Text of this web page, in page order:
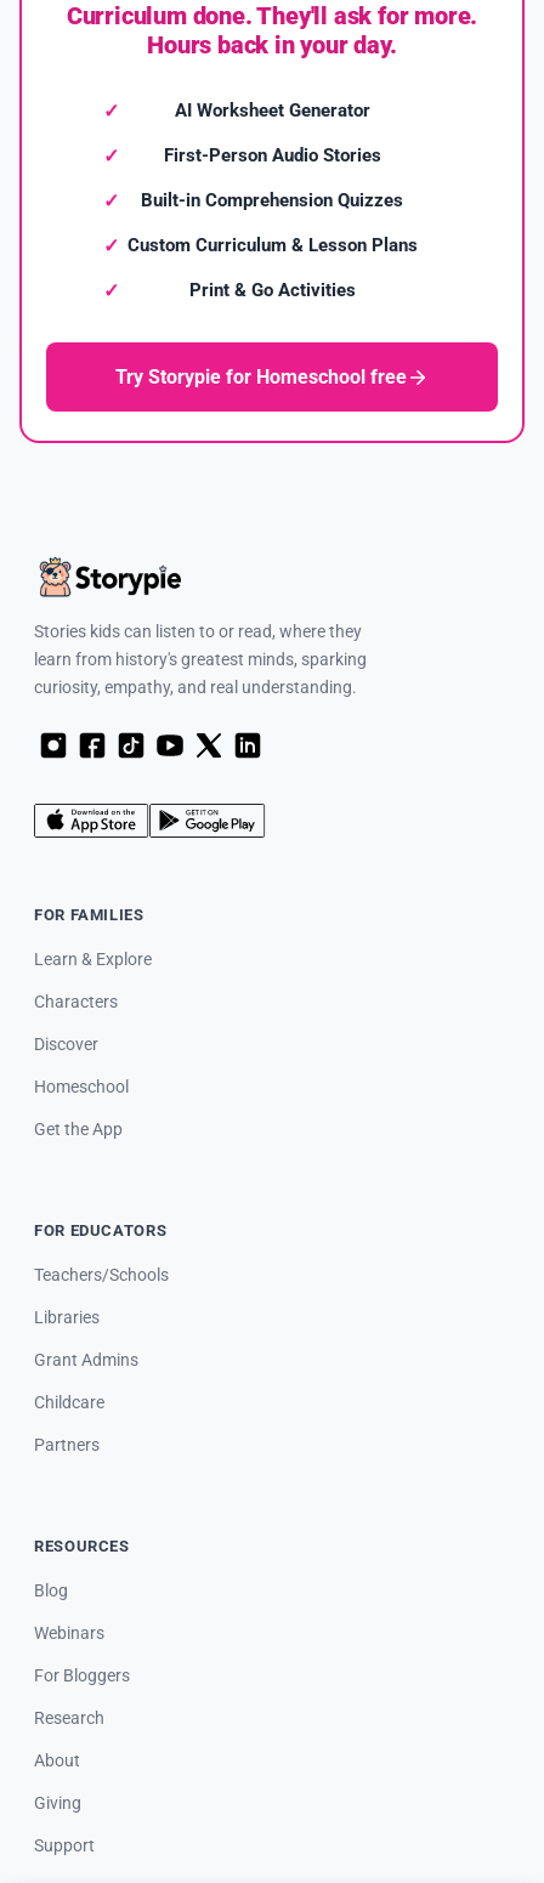
Curriculum done. They'll ask for more.
Hours back in your day.
AI Worksheet Generator
First-Person Audio Stories
Built-in Comprehension Quizzes
Custom Curriculum & Lesson Plans
Print & Go Activities
Try Storypie for Homeschool free
Stories kids can listen to or read, where they
learn from history's greatest minds, sparking
curiosity, empathy, and real understanding.
FOR FAMILIES
Learn & Explore
Characters
Discover
Homeschool
Get the App
FOR EDUCATORS
Teachers/Schools
Libraries
Grant Admins
Childcare
Partners
RESOURCES
Blog
Webinars
For Bloggers
Research
About
Giving
Support